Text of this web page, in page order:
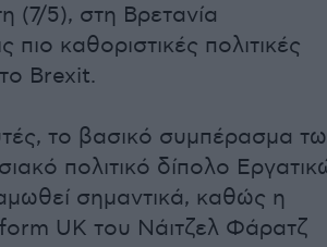
(7/5), στη Βρετανία
πιο καθοριστικές πολιτικές
Brexit.
το βασικό συμπέρασμα
πολιτικό δίπολο
σημαντικά, καθώς η
UK του Νάιτζελ Φάρατζ